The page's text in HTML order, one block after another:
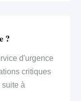
?
d'urgence
critiques
suite à